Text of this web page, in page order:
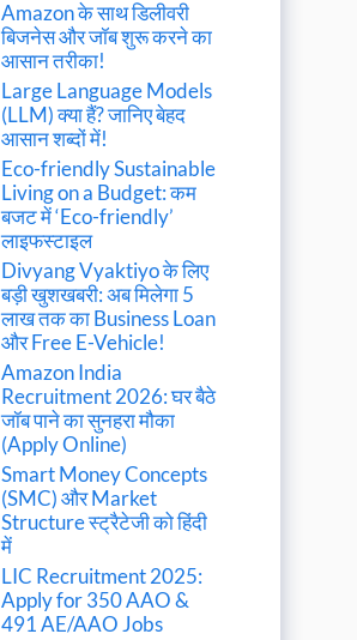
Amazon के साथ डिलीवरी
बिजनेस और जॉब शुरू करने का
आसान तरीका!
Large Language Models
(LLM) क्या हैं? जानिए बेहद
आसान शब्दों में!
Eco-friendly Sustainable
Living on a Budget: कम
बजट में ‘Eco-friendly’
लाइफस्टाइल
Divyang Vyaktiyo के लिए
बड़ी खुशखबरी: अब मिलेगा 5
लाख तक का Business Loan
और Free E-Vehicle!
Amazon India
Recruitment 2026: घर बैठे
जॉब पाने का सुनहरा मौका
(Apply Online)
Smart Money Concepts
(SMC) और Market
Structure स्ट्रैटेजी को हिंदी
में
LIC Recruitment 2025:
Apply for 350 AAO &
491 AE/AAO Jobs